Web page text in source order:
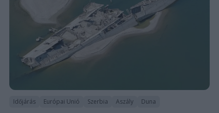
Időjárás Európai Unió Szerbia Aszály Duna